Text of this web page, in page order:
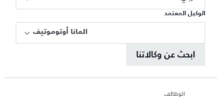
الوكيل المعتمد
المانا أوتوموتيف
ابحث عن وكالاتنا
الوظائف